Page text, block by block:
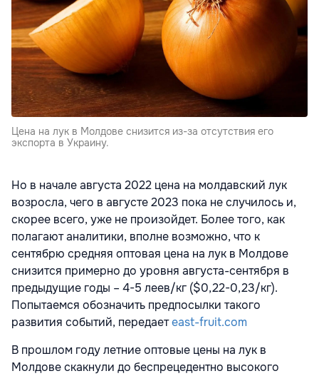
Цена на лук в Молдове снизится из-за отсутствия его
экспорта в Украину.
Но в начале августа 2022 цена на молдавский лук
возросла, чего в августе 2023 пока не случилось и,
скорее всего, уже не произойдет. Более того, как
полагают аналитики, вполне возможно, что к
сентябрю средняя оптовая цена на лук в Молдове
снизится примерно до уровня августа-сентября в
предыдущие годы – 4-5 леев/кг ($0,22-0,23/кг).
Попытаемся обозначить предпосылки такого
развития событий, передаетeast-fruit.com
В прошлом году летние оптовые цены на лук в
Молдове скакнули до беспрецедентно высокого